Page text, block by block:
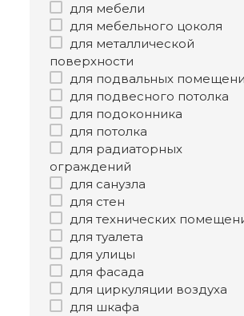
для мебели
для мебельного цоколя
для металлической
поверхности
для подвальных
для подвесного потолка
для подоконника
для потолка
для радиаторных
ограждений
для санузла
для стен
для технических
для туалета
для улицы
для фасада
для циркуляции воздуха
для шкафа